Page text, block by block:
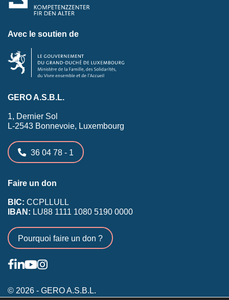
Avec le soutien de
GERO A.S.B.L.
1, Dernier Sol
L-2543 Bonnevoie, Luxembourg
36 04 78 - 1
Faire un don
BIC: CCPLLULL
IBAN: LU88 1111 1080 5190 0000
Pourquoi faire un don ?
© 2026 - GERO A.S.B.L.